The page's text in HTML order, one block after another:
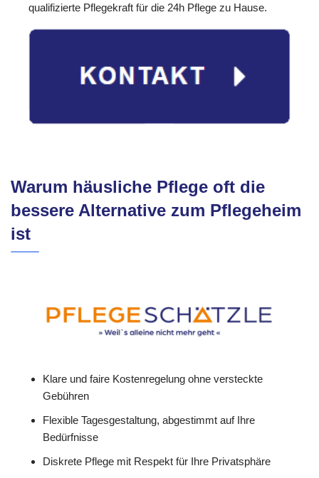
qualifizierte Pflegekraft für die 24h Pflege zu Hause.
Warum häusliche Pflege oft die
bessere Alternative zum Pflegeheim
ist
Klare und faire Kostenregelung ohne versteckte
Gebühren
Flexible Tagesgestaltung, abgestimmt auf Ihre
Bedürfnisse
Diskrete Pflege mit Respekt für Ihre Privatsphäre